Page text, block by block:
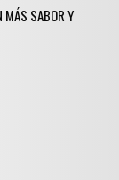
MÁS SABOR Y